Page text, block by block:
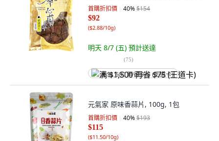
首購折扣價 40%$154
$92
($2.88/10g)
明天 8/7 (五) 預計送達
(75)
满 $1,500 再省 $75 (王道卡)
元氣家 原味香蒜片, 100g, 1包
首購折扣價 40%$193
$115
($11.50/10g)